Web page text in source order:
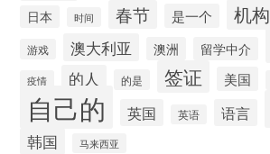
日本 时间 春节 是一个 机构
游戏 澳大利亚 澳洲 留学中介
疫情 的人 的是 签证 美国
自己的 英国 英语 语言
韩国 马来西亚